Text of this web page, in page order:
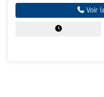
Voir